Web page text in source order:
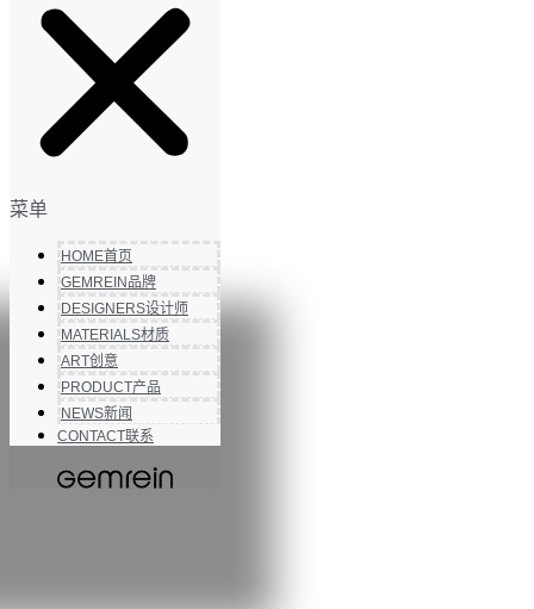
菜单
HOME首页
GEMREIN 品牌
DESIGNERS设计师
MATERIALS材质
ART创意
PRODUCT产品
NEWS新闻
CONTACT联系